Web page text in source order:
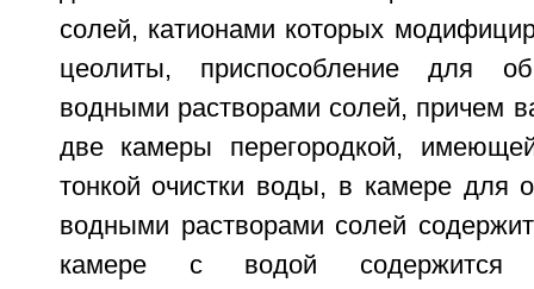
солей, катионами которых
цеолиты, приспособление для
водными растворами солей, причем
две камеры перегородкой,
тонкой очистки воды, в камере для
водными растворами солей
камере с водой содержится